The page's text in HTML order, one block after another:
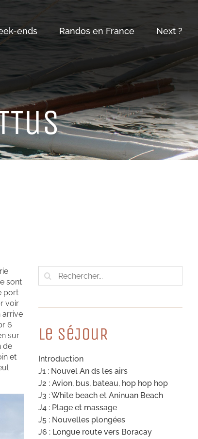
ends Randos en France Next ?
sont
port
voir
arrive
6
sur
de
et
Rechercher:
Le SéJouR
Introduction
J1 : Nouvel An ds les airs
J2 : Avion, bus, bateau, hop hop hop
J3 : White beach et Aninuan Beach
J4 : Plage et massage
J5 : Nouvelles plongées
J6 : Longue route vers Boracay